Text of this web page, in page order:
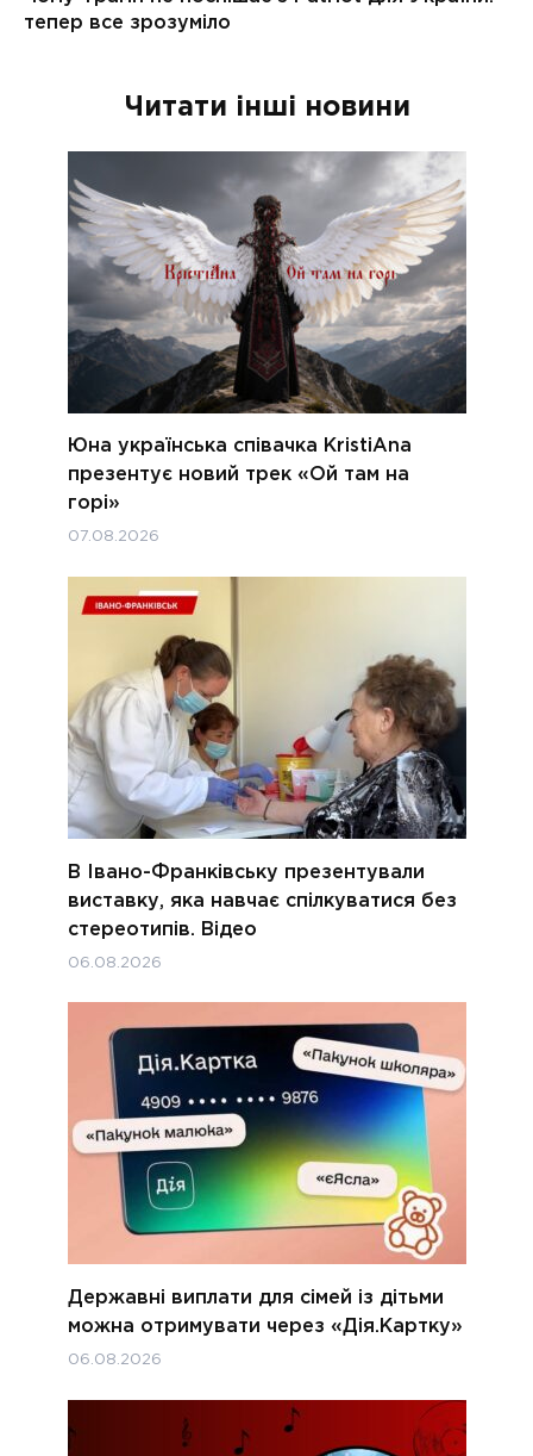
Читати інші новини
Юна українська співачка KristiAna
презентує новий трек «Ой там на
горі»
07.08.2026
В Івано-Франківську презентували
виставку, яка навчає спілкуватися без
стереотипів. Відео
06.08.2026
Державні виплати для сімей із дітьми
можна отримувати через «Дія.Картку»
06.08.2026